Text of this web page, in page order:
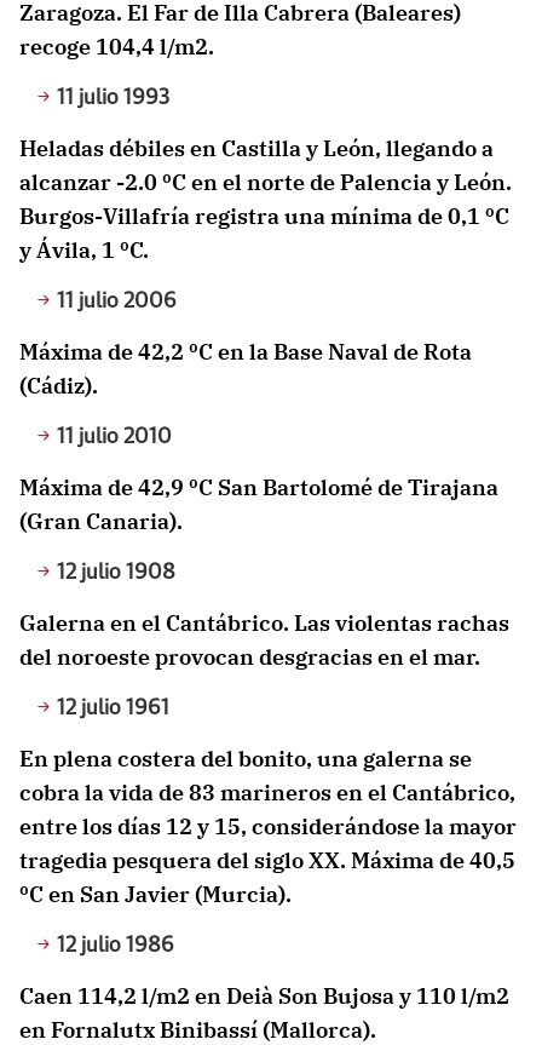
Zaragoza. El Far de Illa Cabrera (Baleares)
recoge 104,4 l/m2.
11 julio 1993
Heladas débiles en Castilla y León, llegando a
alcanzar -2.0 ºC en el norte de Palencia y León.
Burgos-Villafría registra una mínima de 0,1 ºC
y Ávila, 1 ºC.
11 julio 2006
Máxima de 42,2 ºC en la Base Naval de Rota
(Cádiz).
11 julio 2010
Máxima de 42,9 ºC San Bartolomé de Tirajana
(Gran Canaria).
12 julio 1908
Galerna en el Cantábrico. Las violentas rachas
del noroeste provocan desgracias en el mar.
12 julio 1961
En plena costera del bonito, una galerna se
cobra la vida de 83 marineros en el Cantábrico,
entre los días 12 y 15, considerándose la mayor
tragedia pesquera del siglo XX. Máxima de 40,5
ºC en San Javier (Murcia).
12 julio 1986
Caen 114,2 l/m2 en Deià Son Bujosa y 110 l/m2
en Fornalutx Binibassí (Mallorca).